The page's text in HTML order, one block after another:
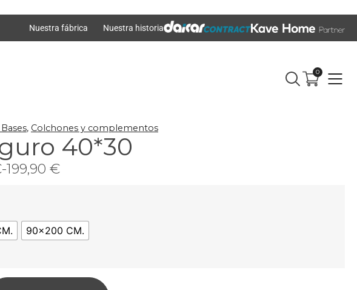
Nuestra fábrica Nuestra historia
0
, Colchones y complementos
40*30
-199,90 €
90x200 CM.